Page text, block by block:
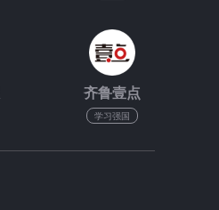
齐鲁壹点
学习强国